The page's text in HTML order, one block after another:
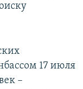
17 июля
–